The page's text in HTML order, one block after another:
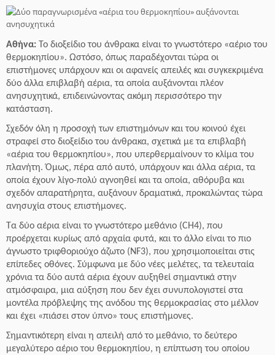
Αθήνα: Το διοξείδιο του άνθρακα είναι το γνωστότερο «αέριο του
θερμοκηπίου». Ωστόσο, όπως παραδέχονται τώρα οι
επιστήμονες υπάρχουν και οι αφανείς απειλές και συγκεκριμένα
δύο άλλα επιβλαβή αέρια, τα οποία αυξάνονται πλέον
ανησυχητικά, επιδεινώνοντας ακόμη περισσότερο την
κατάσταση.
Σχεδόν όλη η προσοχή των επιστημόνων και του κοινού έχει
στραφεί στο διοξείδιο του άνθρακα, σχετικά με τα επιβλαβή
«αέρια του θερμοκηπίου», που υπερθερμαίνουν το κλίμα του
πλανήτη. Όμως, πέρα από αυτό, υπάρχουν και άλλα αέρια, τα
οποία έχουν λίγο-πολύ αγνοηθεί και τα οποία, αθόρυβα και
σχεδόν απαρατήρητα, αυξάνουν δραματικά, προκαλώντας τώρα
ανησυχία στους επιστήμονες.
Τα δύο αέρια είναι το γνωστότερο μεθάνιο (CH4), που
προέρχεται κυρίως από αρχαία φυτά, και το άλλο είναι το πιο
άγνωστο τριφθοριούχο άζωτο (NF3), που χρησιμοποιείται στις
επίπεδες οθόνες. Σύμφωνα με δύο νέες μελέτες, τα τελευταία
χρόνια τα δύο αυτά αέρια έχουν αυξηθεί σημαντικά στην
ατμόσφαιρα, μια αύξηση που δεν έχει συνυπολογιστεί στα
μοντέλα πρόβλεψης της ανόδου της θερμοκρασίας στο μέλλον
και έχει «πιάσει στον ύπνο» τους επιστήμονες.
Σημαντικότερη είναι η απειλή από το μεθάνιο, το δεύτερο
μεγαλύτερο αέριο του θερμοκηπίου, η επίπτωση του οποίου